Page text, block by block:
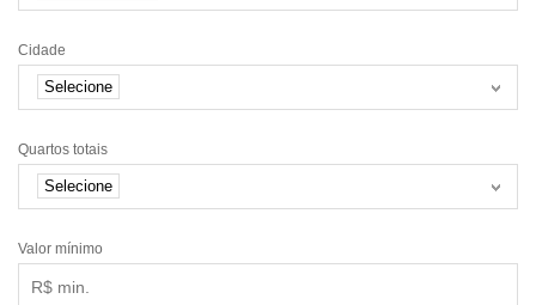
Cidade
Selecione
Quartos totais
Selecione
Valor mínimo